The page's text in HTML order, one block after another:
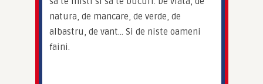
natura, de mancare, de verde, de
albastru, de vant… Si de niste oameni
faini.